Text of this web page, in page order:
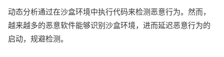
动态分析通过在沙盒环境中执行代码来检测恶意行为。然而，
越来越多的恶意软件能够识别沙盒环境，进而延迟恶意行为的
启动，规避检测。